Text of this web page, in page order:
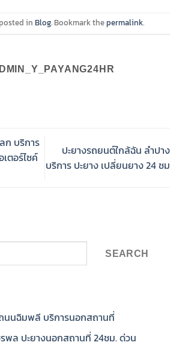
in Blog. Bookmark thepermalink.
ก บริการ
ตอร์ไซค์
ปะยางรถยนต์ใกล้ฉัน ลำปาง
บริการ ปะยาง เปลี่ยนยาง 24 ชม
SEARCH
นนฉิมพลี บริการนอกสถานที่
พล ปะยางนอกสถานที่ 24ชม. ด่วน